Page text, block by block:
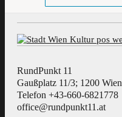
RundPunkt 11
Gaußplatz 11/3; 1200 Wien
Telefon +43-660-6821778
office@rundpunkt11.at